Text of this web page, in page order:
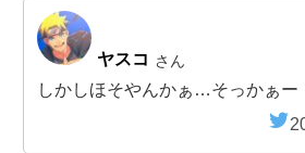
ヤスコ さん
しかしほそやんかぁ…そっかぁー